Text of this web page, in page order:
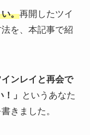
。再開したツイ
を、本記事で紹
インレイと再会で
」
というあなた
きました。